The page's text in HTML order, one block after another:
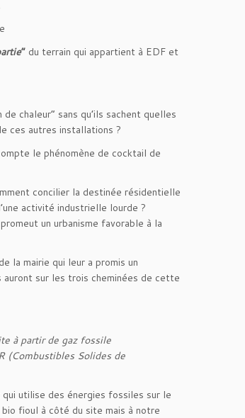
” du terrain qui appartient à EDF et
chaleur” sans qu’ils sachent quelles
ces autres installations ?
le phénomène de cocktail de
concilier la destinée résidentielle
activité industrielle lourde ?
un urbanisme favorable à la
la mairie qui leur a promis un
auront sur les trois cheminées de cette
à partir de gaz fossile
(Combustibles Solides de
qui utilise des énergies fossiles sur le
fioul à côté du site mais à notre